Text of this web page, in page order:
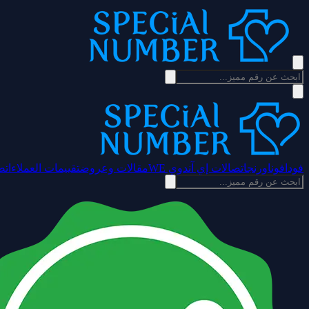
فودافوناورنجاتصالات إي آندوي WE مقالات وعروضتقييمات العملاء